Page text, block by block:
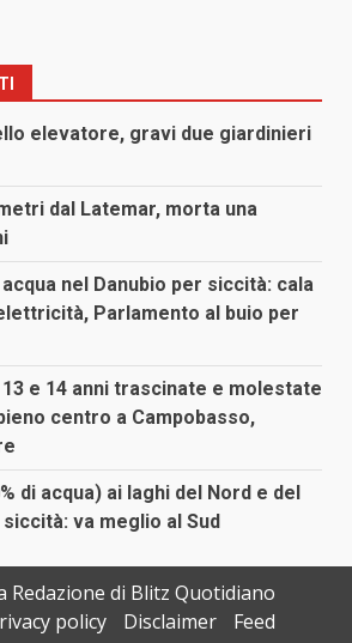
elevatore, gravi due giardinieri
dal Latemar, morta una
nel Danubio per siccità: cala
Parlamento al buio per
e 14 anni trascinate e molestate
centro a Campobasso,
di acqua) ai laghi del Nord e del
va meglio al Sud
Redazione di Blitz Quotidiano
policy Disclaimer Feed